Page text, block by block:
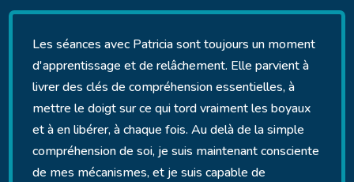
Les séances avec Patricia sont toujours un moment
d'apprentissage et de relâchement. Elle parvient à
livrer des clés de compréhension essentielles, à
mettre le doigt sur ce qui tord vraiment les boyaux
et à en libérer, à chaque fois. Au delà de la simple
compréhension de soi, je suis maintenant consciente
de mes mécanismes, et je suis capable de